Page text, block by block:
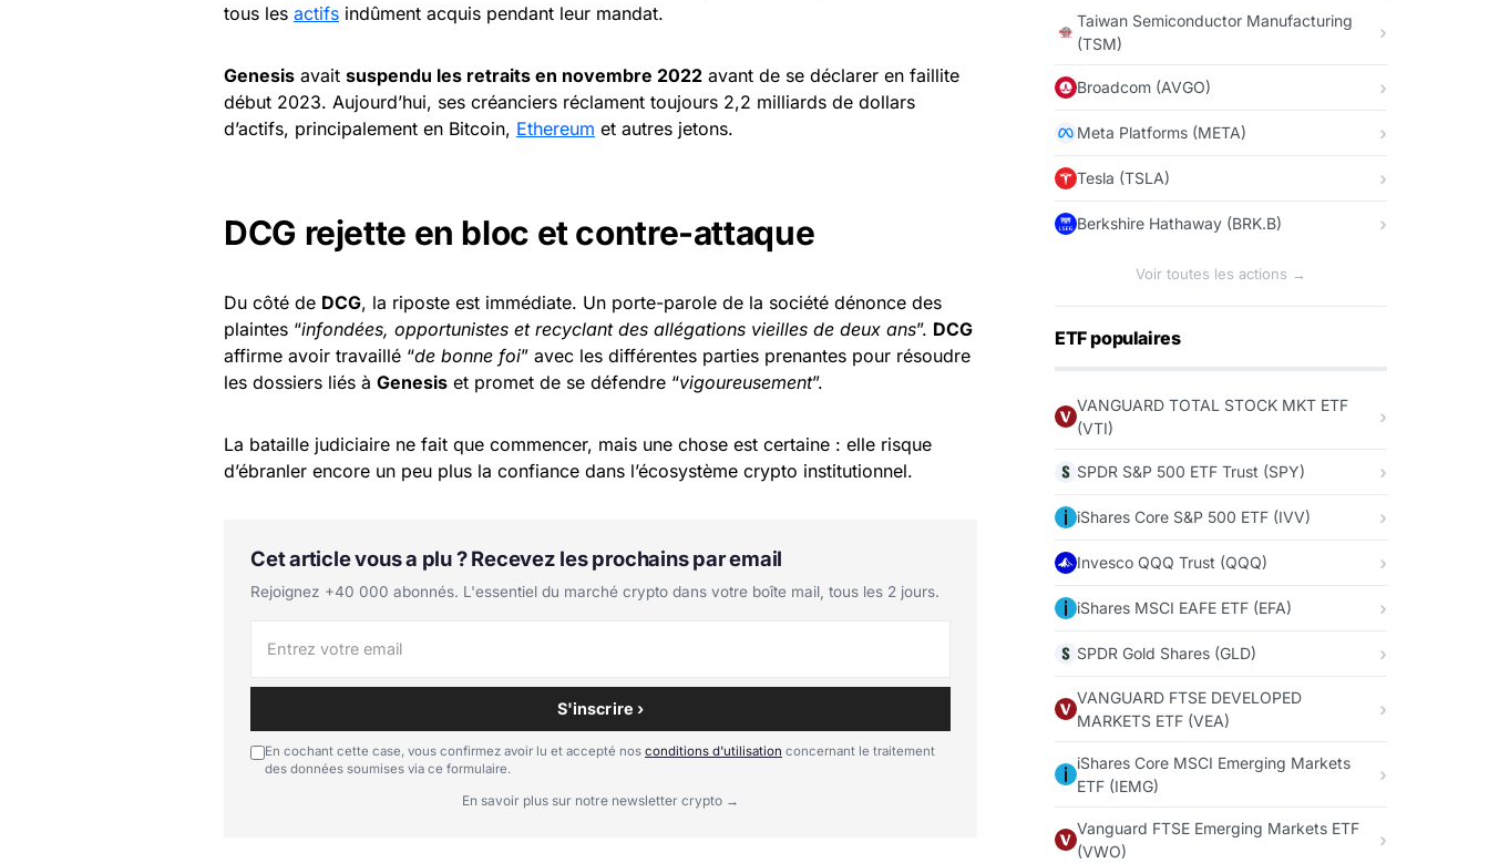
tous les actifs indûment acquis pendant leur mandat.
Genesis avait suspendu les retraits en novembre 2022 avant de se déclarer en faillite
début 2023. Aujourd’hui, ses créanciers réclament toujours 2,2 milliards de dollars
d’actifs, principalement en Bitcoin, Ethereum et autres jetons.
DCG rejette en bloc et contre-attaque
Du côté de DCG, la riposte est immédiate. Un porte-parole de la société dénonce des
plaintes “infondées, opportunistes et recyclant des allégations vieilles de deux ans”. DCG
affirme avoir travaillé “de bonne foi” avec les différentes parties prenantes pour résoudre
les dossiers liés à Genesis et promet de se défendre “vigoureusement”.
La bataille judiciaire ne fait que commencer, mais une chose est certaine : elle risque
d’ébranler encore un peu plus la confiance dans l’écosystème crypto institutionnel.
Cet article vous a plu ? Recevez les prochains par email
Rejoignez +40 000 abonnés. L'essentiel du marché crypto dans votre boîte mail, tous les 2 jours.
S'inscrire ›
En cochant cette case, vous confirmez avoir lu et accepté nos conditions d'utilisation concernant le traitement
des données soumises via ce formulaire.
En savoir plus sur notre newsletter crypto →
Taiwan Semiconductor Manufacturing
(TSM)
Broadcom (AVGO)
Meta Platforms (META)
Tesla (TSLA)
Berkshire Hathaway (BRK.B)
Voir toutes les actions →
ETF populaires
VANGUARD TOTAL STOCK MKT ETF
(VTI)
SPDR S&P 500 ETF Trust (SPY)
iShares Core S&P 500 ETF (IVV)
Invesco QQQ Trust (QQQ)
iShares MSCI EAFE ETF (EFA)
SPDR Gold Shares (GLD)
VANGUARD FTSE DEVELOPED
MARKETS ETF (VEA)
iShares Core MSCI Emerging Markets
ETF (IEMG)
Vanguard FTSE Emerging Markets ETF
(VWO)